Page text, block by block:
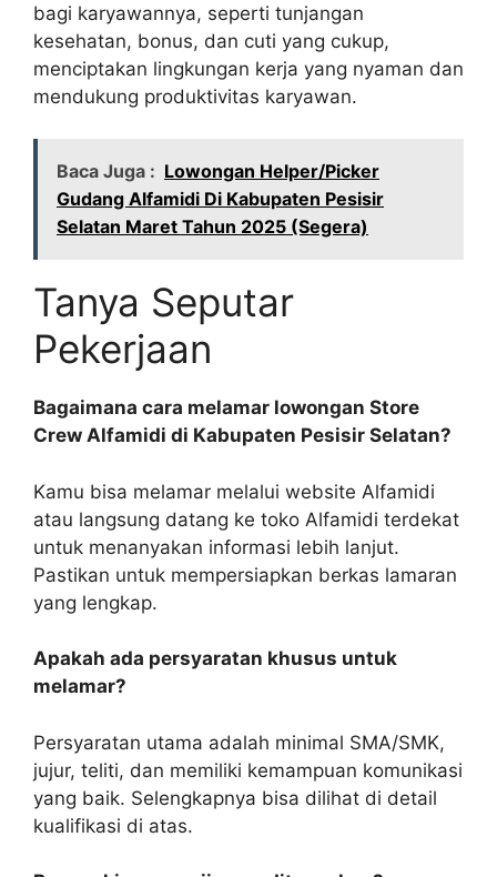
bagi karyawannya, seperti tunjangan
kesehatan, bonus, dan cuti yang cukup,
menciptakan lingkungan kerja yang nyaman dan
mendukung produktivitas karyawan.
Baca Juga : Lowongan Helper/Picker
Gudang Alfamidi Di Kabupaten Pesisir
Selatan Maret Tahun 2025 (Segera)
Tanya Seputar
Pekerjaan
Bagaimana cara melamar lowongan Store
Crew Alfamidi di Kabupaten Pesisir Selatan?
Kamu bisa melamar melalui website Alfamidi
atau langsung datang ke toko Alfamidi terdekat
untuk menanyakan informasi lebih lanjut.
Pastikan untuk mempersiapkan berkas lamaran
yang lengkap.
Apakah ada persyaratan khusus untuk
melamar?
Persyaratan utama adalah minimal SMA/SMK,
jujur, teliti, dan memiliki kemampuan komunikasi
yang baik. Selengkapnya bisa dilihat di detail
kualifikasi di atas.